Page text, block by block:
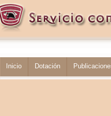
Inicio Dotación